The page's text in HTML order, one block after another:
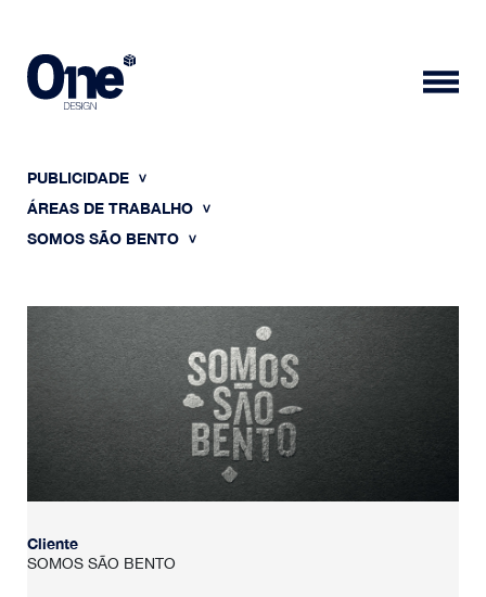
PUBLICIDADE
ÁREAS DE TRABALHO
SOMOS SÃO BENTO
Cliente
SOMOS SÃO BENTO